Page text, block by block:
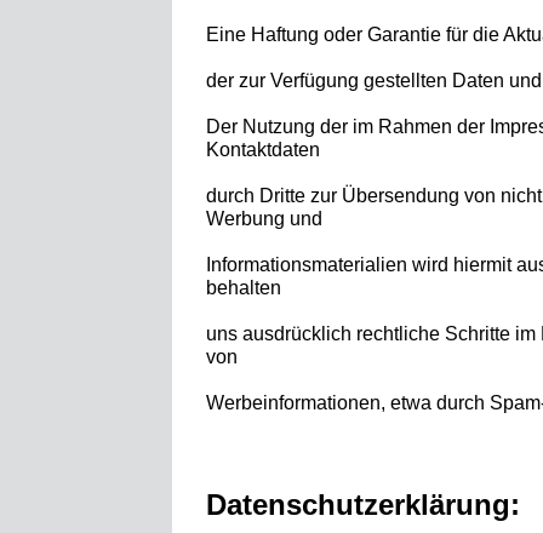
Eine Haftung oder Garantie für die
der zur Verfügung gestellten Daten
Der Nutzung der im Rahmen der
Kontaktdaten
durch Dritte zur Übersendung von
Werbung und
Informationsmaterialien wird hiermit
behalten
uns ausdrücklich rechtliche Schritte
von
Werbeinformationen, etwa durch
Datenschutzerklärung: